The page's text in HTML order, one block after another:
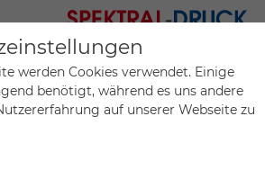
Mo.-Fr. 09:00-17:00
+49 (0)711 55 75 25
werden Cookies verwendet. Einige
benötigt, während es uns andere
auf unserer Webseite zu